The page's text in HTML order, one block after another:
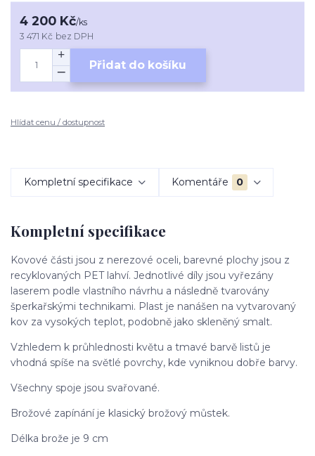
4 200 Kč/ks
3 471 Kč bez DPH
Přidat do košíku
Hlídat cenu / dostupnost
Kompletní specifikace Komentáře 0
Kompletní specifikace
Kovové části jsou z nerezové oceli, barevné plochy jsou z
recyklovaných PET lahví. Jednotlivé díly jsou vyřezány
laserem podle vlastního návrhu a následně tvarovány
šperkařskými technikami. Plast je nanášen na vytvarovaný
kov za vysokých teplot, podobně jako skleněný smalt.
Vzhledem k průhlednosti květu a tmavé barvě listů je
vhodná spíše na světlé povrchy, kde vyniknou dobře barvy.
Všechny spoje jsou svařované.
Brožové zapínání je klasický brožový můstek.
Délka brože je 9 cm